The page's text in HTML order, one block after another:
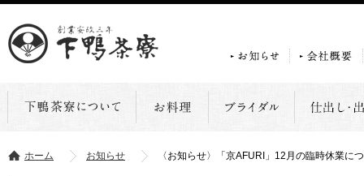
ホーム お知らせ 〈お知らせ〉「京AFURI」12月の臨時休業に